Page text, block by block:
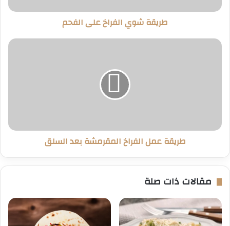
طريقة شوي الفراخ على الفحم
طريقة
طريقة عمل الفراخ المقرمشة بعد السلق
مقالات ذات صلة